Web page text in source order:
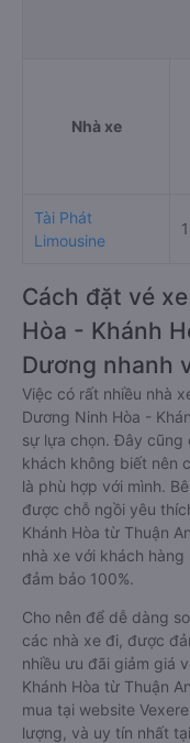
Nhà xe
Tài Phát
Limousine
Cách đặt vé
Hòa - Khánh
Dương nhanh
Việc có rất nhiều nhà
Dương Ninh Hòa -
sự lựa chọn. Đây cũng
khách không biết nên
là phù hợp với mình.
được chỗ ngồi yêu
Khánh Hòa từ Thuận
nhà xe với khách
đảm bảo 100%.
Cho nên để dễ dàng
các nhà xe đi, được
nhiều ưu đãi giảm giá
Khánh Hòa từ Thuận
mua tại website
lượng, và uy tín nhất